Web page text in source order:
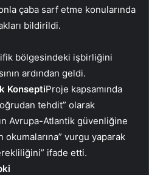
çaba sarf etme konularında
bildirildi.
bölgesindeki işbirliğini
ardından geldi.
KonseptiProje kapsamında
tehdit” olarak
Avrupa-Atlantik güvenliğine
vurgu yaparak
ifade etti.